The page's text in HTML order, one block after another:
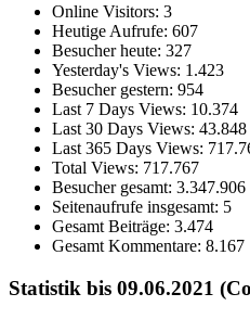
Online Visitors: 3
Heutige Aufrufe: 607
Besucher heute: 327
Yesterday's Views: 1.423
Besucher gestern: 954
Last 7 Days Views: 10.374
Last 30 Days Views: 43.848
Last 365 Days Views:
Total Views: 717.767
Besucher gesamt: 3.347.906
Seitenaufrufe insgesamt: 5
Gesamt Beiträge: 3.474
Gesamt Kommentare: 8.167
Statistik bis 09.06.2021